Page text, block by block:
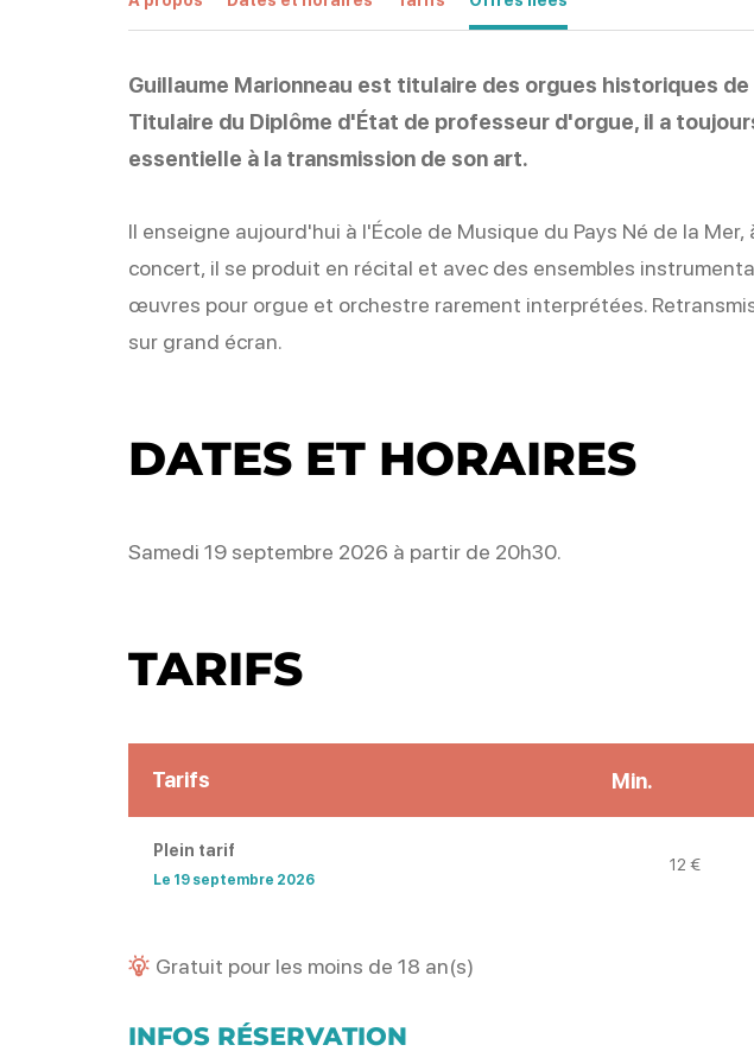
Guillaume Marionneau est titulaire des orgues historiques
Titulaire du Diplôme d'État de professeur d'orgue, il a
essentielle à la transmission de son art.
Il enseigne aujourd'hui à l'École de Musique du Pays Né de la Mer,
concert, il se produit en récital et avec des ensembles
œuvres pour orgue et orchestre rarement interprétées.
sur grand écran.
DATES ET HORAIRES
Samedi 19 septembre 2026 à partir de 20h30.
TARIFS
Tarifs Min.
Plein tarif
Le 19 septembre 2026
12 €
Gratuit pour les moins de 18 an(s)
INFOS RÉSERVATION